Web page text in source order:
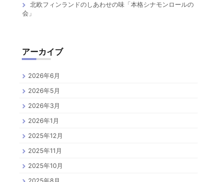
北欧フィンランドのしあわせの味「本格シナモンロールの
会」
アーカイブ
2026年6月
2026年5月
2026年3月
2026年1月
2025年12月
2025年11月
2025年10月